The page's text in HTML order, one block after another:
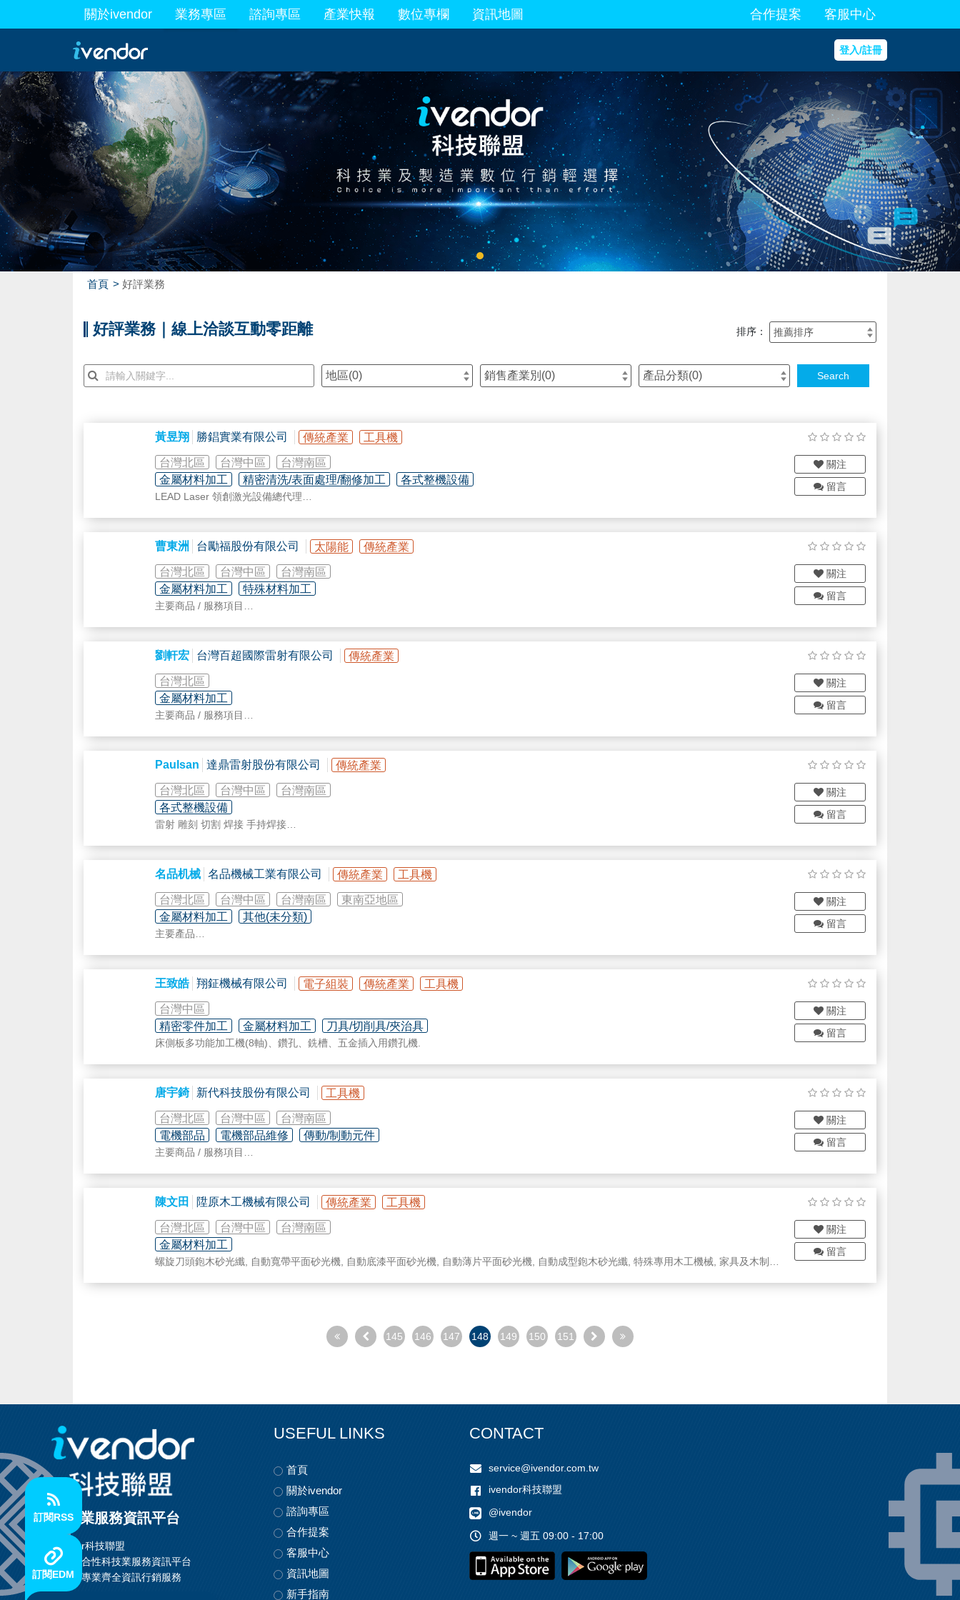
關於ivendor 業務專區
最新業務 諮詢專區 產業快報 數位專欄 資訊地圖 合作提案 客服中心
登入/註冊
首頁 好評業務
好評業務｜線上洽談互動零距離 排序：
地區(0) 銷售產業別(0) 產品分類(0) Search
黃昱翔 勝錩實業有限公司 傳統產業 工具機
台灣北區 台灣中區
台灣南區
金屬材料加工
精密清洗/表面處理/翻修加工 各式整機設備
LEAD Laser 領創激光設備總代理
關注
留言
曹東洲 台勵福股份有限公司 太陽能 傳統產業
台灣北區 台灣中區
台灣南區
金屬材料加工
特殊材料加工
主要商品 / 服務項目
 首創國內數位雷射咬花技術包含雷射複合關鍵模組與量測技術及雷射數位咬花軟體與控制技術等。
 首創國內沖雷複合機加工技術，包含沖床控制系統、光纖雷射系統、攻牙系統、高速油壓系統及CAD/CAM系統等，關聯著光、機、電及油壓
系統整合技術或全伺服控制及複合加工最佳化技術。
 轉塔式沖床具沖孔、成型、攻牙、多子模加工技術集於一身，同時可運用MATE及WILSON可旋轉多子模模具形式，與先進國家並駕齊驅。
 首創全球自動化製茶設備，加速製程時間、經驗參數累積、減少人工及師傅經驗傳承技術斷層。
關注
留言
劉軒宏 台灣百超國際雷射有限公司 傳統產業
台灣北區
金屬材料加工
主要商品 / 服務項目
關注
留言
Paulsan 達鼎雷射股份有限公司 傳統產業
台灣北區 台灣中區
台灣南區
各式整機設備
雷射 雕刻 切割 焊接 手持焊接
各種雷射機加工與買賣。
關注
留言
名品机械 名品機械工業有限公司 傳統產業 工具機
台灣北區 台灣中區 台灣南區
東南亞地區
金屬材料加工
其他(未分類)
主要產品
上、下面 - 砂光機
上、下面 - 鉋砂機
銑板機 / 銑板砂光機
下調式上面砂光機
關注
留言
王致皓 翔鉦機械有限公司 電子組裝 傳統產業 工具機
台灣中區
精密零件加工
金屬材料加工 刀具/切削具/夾治具
床側板多功能加工機(8軸)、鑽孔、銑槽、五金插入用鑽孔機.
關注
留言
唐宇錡 新代科技股份有限公司 工具機
台灣北區 台灣中區
台灣南區
電機部品
電機部品維修 傳動/制動元件
主要商品 / 服務項目
3.高端主軸伺服方案、線性馬達、直驅馬達等
關注
留言
陳文田 陞原木工機械有限公司 傳統產業 工具機
台灣北區 台灣中區
台灣南區
金屬材料加工
螺旋刀頭鉋木砂光纖, 自動寬帶平面砂光機, 自動底漆平面砂光機, 自動薄片平面砂光機, 自動成型鉋木砂光纖, 特殊專用木工機械, 家具及木制品
關注
留言
145 146 147 148 149 150 151
訂閱RSS
訂閱EDM
科技業服務資訊平台
ivendor科技聯盟
首創整合性科技業服務資訊平台
提供最專業齊全資訊行銷服務
USEFUL LINKS
首頁
關於ivendor
諮詢專區
合作提案
客服中心
資訊地圖
新手指南
CONTACT
service@ivendor.com.tw
ivendor科技聯盟
@ivendor
週一 ~ 週五 09:00 - 17:00